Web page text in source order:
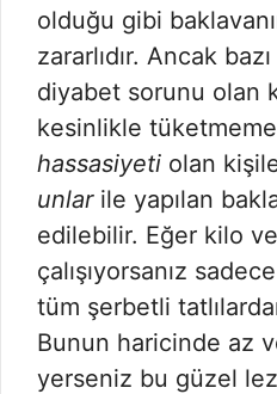
olduğu gibi
zararlıdır. Ancak
diyabet sorunu olan
kesinlikle
hassasiyeti olan
unlarile yapılan
edilebilir. Eğer kilo
çalışıyorsanız
tüm şerbetli
Bunun haricinde az
yerseniz bu güzel